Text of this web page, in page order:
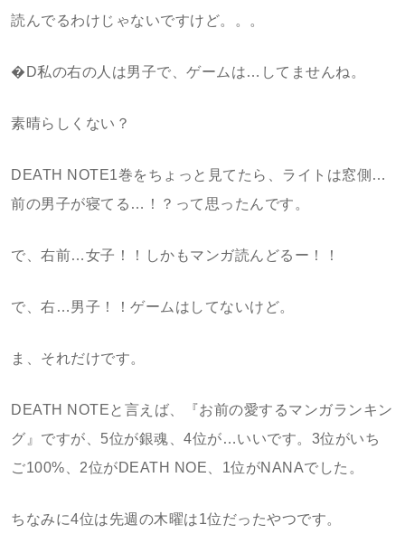
読んでるわけじゃないですけど。。。
�D私の右の人は男子で、ゲームは…してませんね。
素晴らしくない？
DEATH NOTE1巻をちょっと見てたら、ライトは窓側…
前の男子が寝てる…！？って思ったんです。
で、右前…女子！！しかもマンガ読んどるー！！
で、右…男子！！ゲームはしてないけど。
ま、それだけです。
DEATH NOTEと言えば、『お前の愛するマンガランキン
グ』ですが、5位が銀魂、4位が…いいです。3位がいち
ご100%、2位がDEATH NOE、1位がNANAでした。
ちなみに4位は先週の木曜は1位だったやつです。